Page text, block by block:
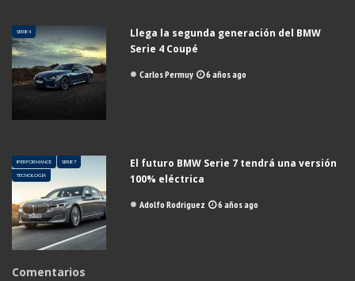
SERIE 4
Llega la segunda generación del BMW
Serie 4 Coupé
Carlos Permuy 6 años ago
IPERFORMANCE SERIE 7
TECNOLOGÍA
El futuro BMW Serie 7 tendrá una versión
100% eléctrica
Adolfo Rodriguez 6 años ago
Comentarios